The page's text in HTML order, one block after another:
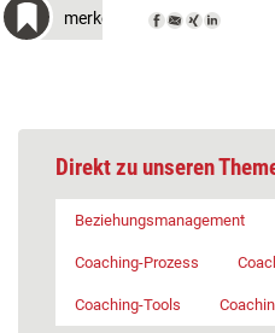
merken
Direkt zu unseren
Beziehungsmanagement
Coaching-Prozess
Coaching-Tools